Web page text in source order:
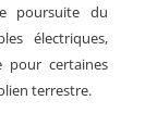
poursuite du
électriques,
pour certaines
terrestre.